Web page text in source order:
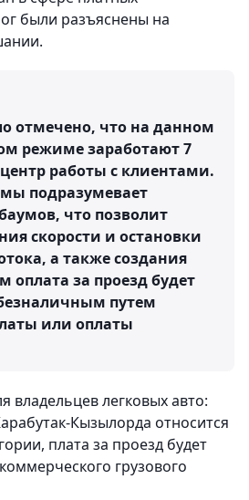
были разъяснены на
отмечено, что на данном
режиме заработают 7
работы с клиентами.
подразумевает
что позволит
скорости и остановки
а также создания
оплата за проезд будет
путем
или оплаты
владельцев легковых авто:
Кызылорда относится
плата за проезд будет
грузового